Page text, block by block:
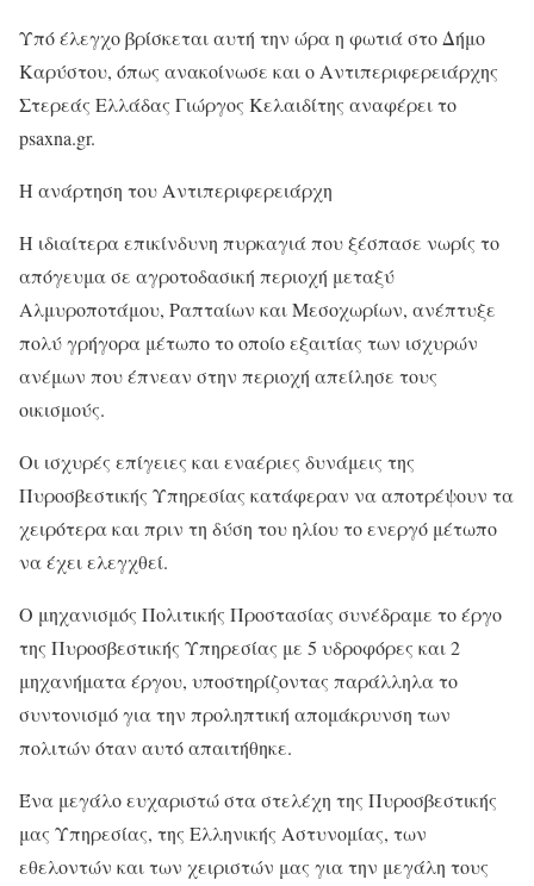
Υπό έλεγχο βρίσκεται αυτή την ώρα η φωτιά στο Δήμο
Καρύστου, όπως ανακοίνωσε και ο Αντιπεριφερειάρχης
Στερεάς Ελλάδας Γιώργος Κελαιδίτης αναφέρει το
psaxna.gr.
Η ανάρτηση του Αντιπεριφερειάρχη
Η ιδιαίτερα επικίνδυνη πυρκαγιά που ξέσπασε νωρίς το
απόγευμα σε αγροτοδασική περιοχή μεταξύ
Αλμυροποτάμου, Ραπταίων και Μεσοχωρίων, ανέπτυξε
πολύ γρήγορα μέτωπο το οποίο εξαιτίας των ισχυρών
ανέμων που έπνεαν στην περιοχή απείλησε τους
οικισμούς.
Οι ισχυρές επίγειες και εναέριες δυνάμεις της
Πυροσβεστικής Υπηρεσίας κατάφεραν να αποτρέψουν τα
χειρότερα και πριν τη δύση του ηλίου το ενεργό μέτωπο
να έχει ελεγχθεί.
Ο μηχανισμός Πολιτικής Προστασίας συνέδραμε το έργο
της Πυροσβεστικής Υπηρεσίας με 5 υδροφόρες και 2
μηχανήματα έργου, υποστηρίζοντας παράλληλα το
συντονισμό για την προληπτική απομάκρυνση των
πολιτών όταν αυτό απαιτήθηκε.
Ένα μεγάλο ευχαριστώ στα στελέχη της Πυροσβεστικής
μας Υπηρεσίας, της Ελληνικής Αστυνομίας, των
εθελοντών και των χειριστών μας για την μεγάλη τους